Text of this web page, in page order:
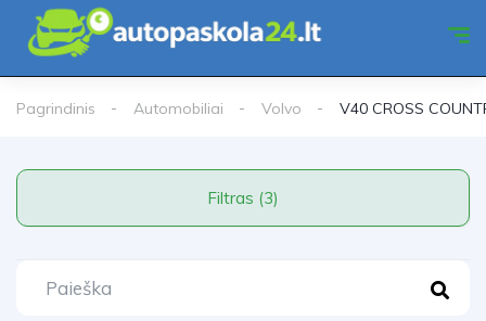
Pagrindinis Automobiliai Volvo V40 CROSS
Filtras (3)